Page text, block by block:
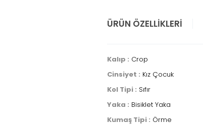
ÜRÜN ÖZELLIKLERI
Kalıp : Crop
Cinsiyet : Kız Çocuk
Kol Tipi : Sıfır
Yaka : Bisiklet Yaka
Kumaş Tipi : Örme